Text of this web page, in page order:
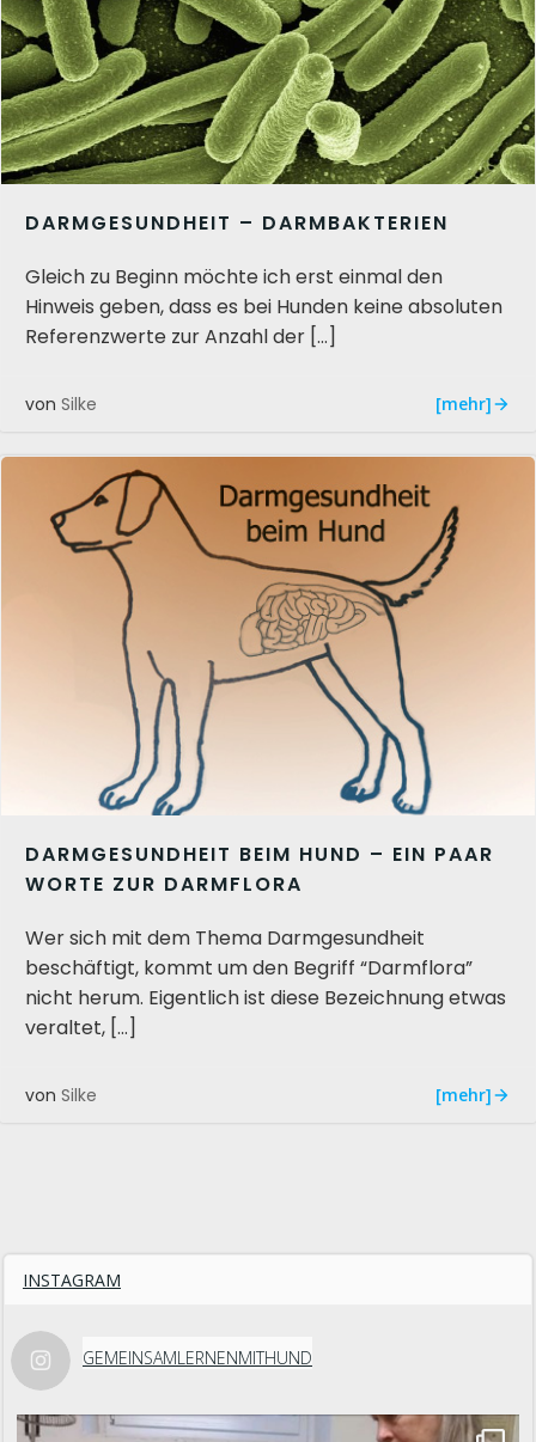
DARMGESUNDHEIT – DARMBAKTERIEN
Gleich zu Beginn möchte ich erst einmal den
Hinweis geben, dass es bei Hunden keine absoluten
Referenzwerte zur Anzahl der […]
von Silke [mehr]
DARMGESUNDHEIT BEIM HUND – EIN PAAR
WORTE ZUR DARMFLORA
Wer sich mit dem Thema Darmgesundheit
beschäftigt, kommt um den Begriff “Darmflora”
nicht herum. Eigentlich ist diese Bezeichnung etwas
veraltet, […]
von Silke [mehr]
INSTAGRAM
GEMEINSAMLERNENMITHUND